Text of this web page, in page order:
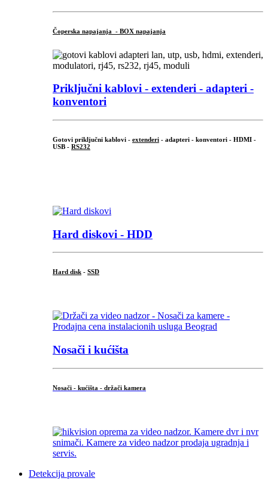
Čoperska napajanja - BOX napajanja
Priključni kablovi - extenderi - adapteri -
konventori
Gotovi priključni kablovi - extenderi - adapteri - konventori - HDMI -
USB - RS232
Hard diskovi - HDD
Hard disk - SSD
Nosači i kućišta
Nosači - kućišta - držači kamera
Detekcija provale